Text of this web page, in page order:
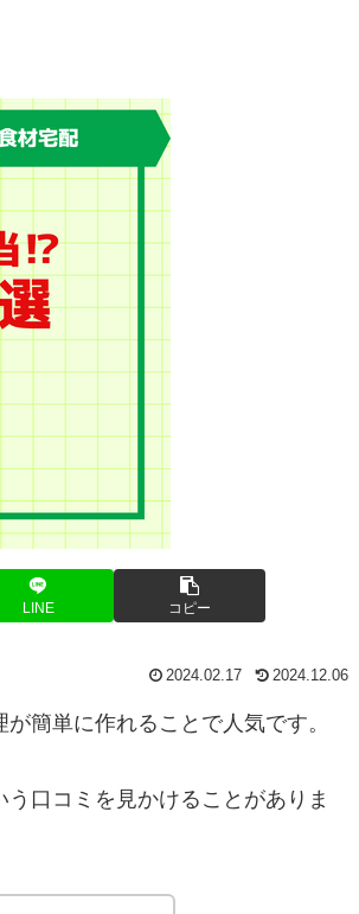
LINE コピー
2024.02.17 2024.12.06
簡単に作れることで人気です。
口コミを見かけることがありま